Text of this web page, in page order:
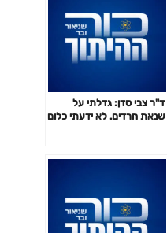
ד"ר צבי סדן: גדלתי על
שנאת חרדים. לא ידעתי כלום